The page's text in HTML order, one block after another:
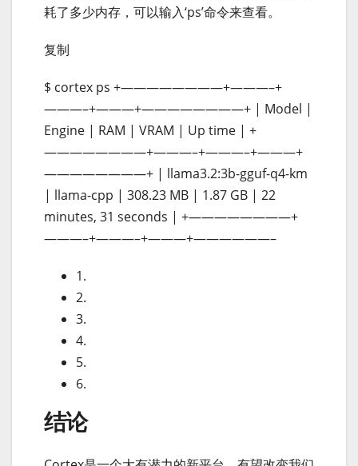
耗了多少内存，可以输入‘ps’命令来查看。
复制
$ cortex ps +————————+———–+
———–+———+————————+ | Model |
Engine | RAM | VRAM | Up time | +
————————+———–+———–+———+
————————+ | llama3.2:3b-gguf-q4-km
| llama-cpp | 308.23 MB | 1.87 GB | 22
minutes, 31 seconds | +————————+
———–+———–+———+——————–
1.
2.
3.
4.
5.
6.
结论